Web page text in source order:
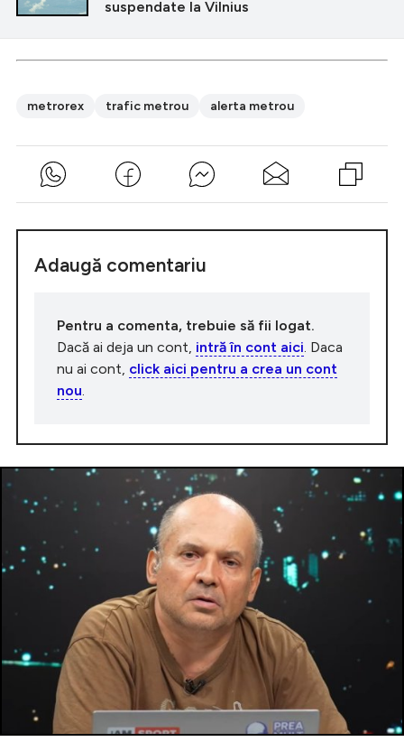
suspendate la Vilnius
metrorex trafic metrou alerta metrou
Adaugă comentariu
Pentru a comenta, trebuie să fii logat.
Dacă ai deja un cont, intră în cont aici . Daca
nu ai cont, click aici pentru a crea un cont
nou